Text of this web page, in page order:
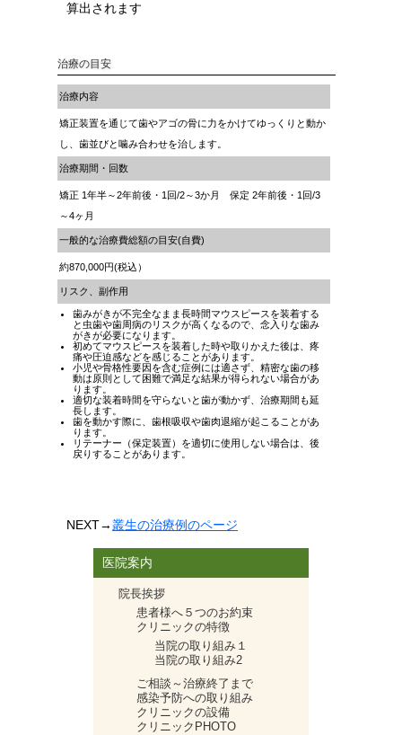
算出されます
治療の目安
治療内容
矯正装置を通じて歯やアゴの骨に力をかけてゆっくりと動か
し、歯並びと噛み合わせを治します。
治療期間・回数
矯正 1年半～2年前後・1回/2～3か月 保定 2年前後・1回/3
～4ヶ月
一般的な治療費総額の目安(自費)
約870,000円(税込）
リスク、副作用
歯みがきが不完全なまま長時間マウスピースを装着する
と虫歯や歯周病のリスクが高くなるので、念入りな歯み
がきが必要になります。
初めてマウスピースを装着した時や取りかえた後は、疼
痛や圧迫感などを感じることがあります。
小児や骨格性要因を含む症例には適さず、精密な歯の移
動は原則として困難で満足な結果が得られない場合があ
ります。
適切な装着時間を守らないと歯が動かず、治療期間も延
長します。
歯を動かす際に、歯根吸収や歯肉退縮が起こることがあ
ります。
リテーナー（保定装置）を適切に使用しない場合は、後
戻りすることがあります。
NEXT→叢生の治療例のページ
医院案内
院長挨拶
患者様へ５つのお約束
クリニックの特徴
当院の取り組み１
当院の取り組み2
ご相談～治療終了まで
感染予防への取り組み
クリニックの設備
クリニックPHOTO